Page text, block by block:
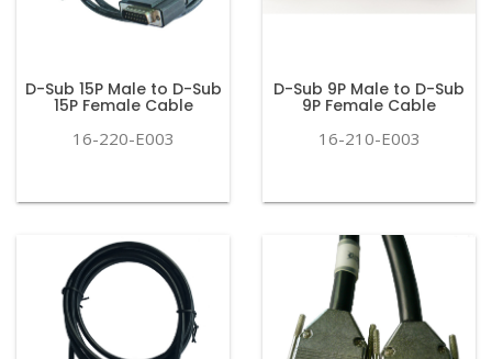
D-Sub 15P Male to D-Sub
15P Female Cable
16-220-E003
D-Sub 9P Male to D-Sub
9P Female Cable
16-210-E003